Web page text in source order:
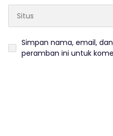
Simpan nama, email,
peramban ini untuk